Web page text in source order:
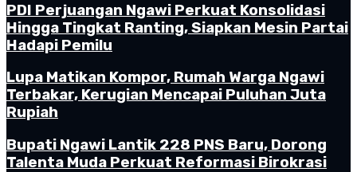
PDI Perjuangan Ngawi Perkuat Konsolidasi
Hingga Tingkat Ranting, Siapkan Mesin Partai
Hadapi Pemilu
Lupa Matikan Kompor, Rumah Warga Ngawi
Terbakar, Kerugian Mencapai Puluhan Juta
Rupiah
Bupati Ngawi Lantik 228 PNS Baru, Dorong
Talenta Muda Perkuat Reformasi Birokrasi